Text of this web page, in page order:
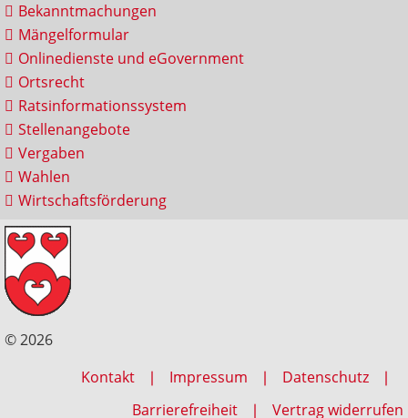
Bekanntmachungen
Mängelformular
Onlinedienste und eGovernment
Ortsrecht
Ratsinformationssystem
Stellenangebote
Vergaben
Wahlen
Wirtschaftsförderung
© 2026
Kontakt
Impressum
Datenschutz
Barrierefreiheit
Vertrag widerrufen